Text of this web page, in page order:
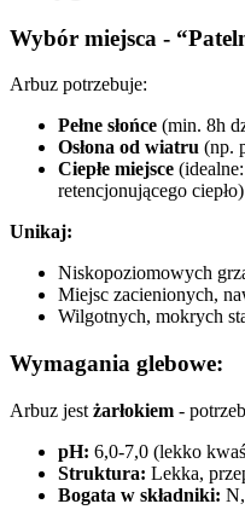
Wybór miejsca -
Arbuz potrzebuje:
Pełne słońce (min. 8h
Osłona od wiatru (np.
Ciepłe miejsce
retencjonującego ciepło)
Unikaj:
Niskopoziomowych
Miejsc zacienionych,
Wilgotnych, mokrych
Wymagania glebowe:
Arbuz jest żarłokiem -
pH: 6,0-7,0 (lekko
Struktura: Lekka,
Bogata w składniki: